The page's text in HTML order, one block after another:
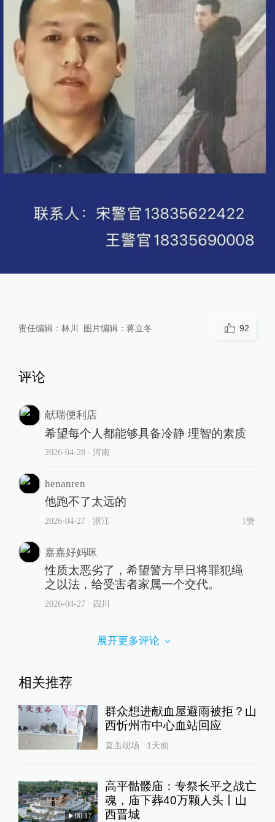
责任编辑： 林川 图片编辑： 蒋立冬 92
评论
献瑞便利店
希望每个人都能够具备冷静 理智的素质
2026-04-28∙ 河南
henanren
他跑不了太远的
2026-04-27∙ 浙江 1赞
嘉嘉好妈咪
性质太恶劣了，希望警方早日将罪犯绳
之以法，给受害者家属一个交代。
2026-04-27∙ 四川
展开更多评论
相关推荐
群众想进献血屋避雨被拒？山
西忻州市中心血站回应
直击现场 1天前
00:17
高平骷髅庙：专祭长平之战亡
魂，庙下葬40万颗人头丨山
西晋城